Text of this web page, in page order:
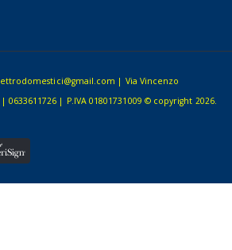
| Via Vincenzo
0633611726 | P.IVA 01801731009 © copyright 2026.